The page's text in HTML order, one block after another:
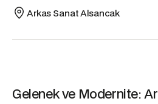
Arkas Sanat Alsancak
Gelenek ve Modernite: